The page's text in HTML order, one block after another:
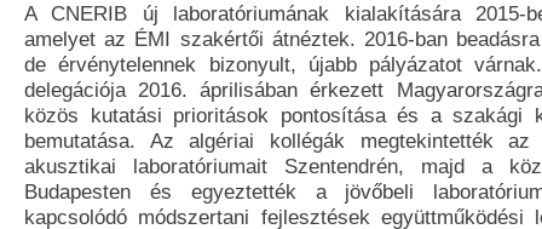
A CNERIB új laboratóriumának kialakítására 2015-
amelyet az ÉMI szakértői átnéztek. 2016-ban
de érvénytelennek bizonyult, újabb pályázatot
delegációja 2016. áprilisában érkezett
közös kutatási prioritások pontosítása és a szakági
bemutatása. Az algériai kollégák megtekintették
akusztikai laboratóriumait Szentendrén, majd a
Budapesten és egyeztették a jövőbeli
kapcsolódó módszertani fejlesztések együttműködési